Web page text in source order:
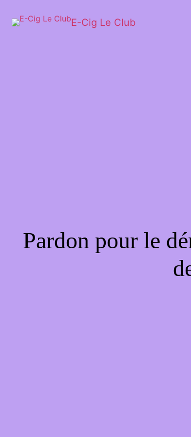
E-Cig Le Club
Pardon pour le